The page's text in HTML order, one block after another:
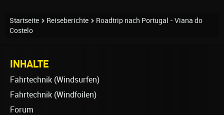
Startseite Reiseberichte
Roadtrip nach Portugal - Viana do
Costelo
INHALTE
Fahrtechnik (Windsurfen)
Fahrtechnik (Windfoilen)
Forum